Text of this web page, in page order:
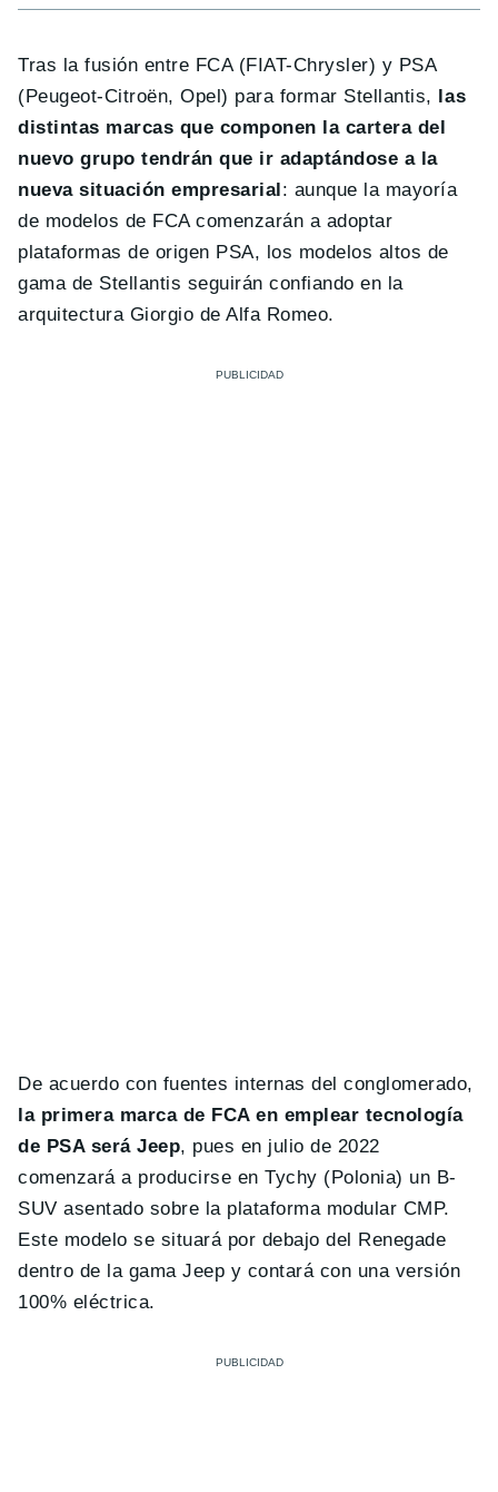
Tras la fusión entre FCA (FIAT-Chrysler) y PSA
(Peugeot-Citroën, Opel) para formar Stellantis, las
distintas marcas que componen la cartera del
nuevo grupo tendrán que ir adaptándose a la
nueva situación empresarial: aunque la mayoría
de modelos de FCA comenzarán a adoptar
plataformas de origen PSA, los modelos altos de
gama de Stellantis seguirán confiando en la
arquitectura Giorgio de Alfa Romeo.
De acuerdo con fuentes internas del conglomerado,
la primera marca de FCA en emplear tecnología
de PSA será Jeep, pues en julio de 2022
comenzará a producirse en Tychy (Polonia) un B-
SUV asentado sobre la plataforma modular CMP.
Este modelo se situará por debajo del Renegade
dentro de la gama Jeep y contará con una versión
100% eléctrica.